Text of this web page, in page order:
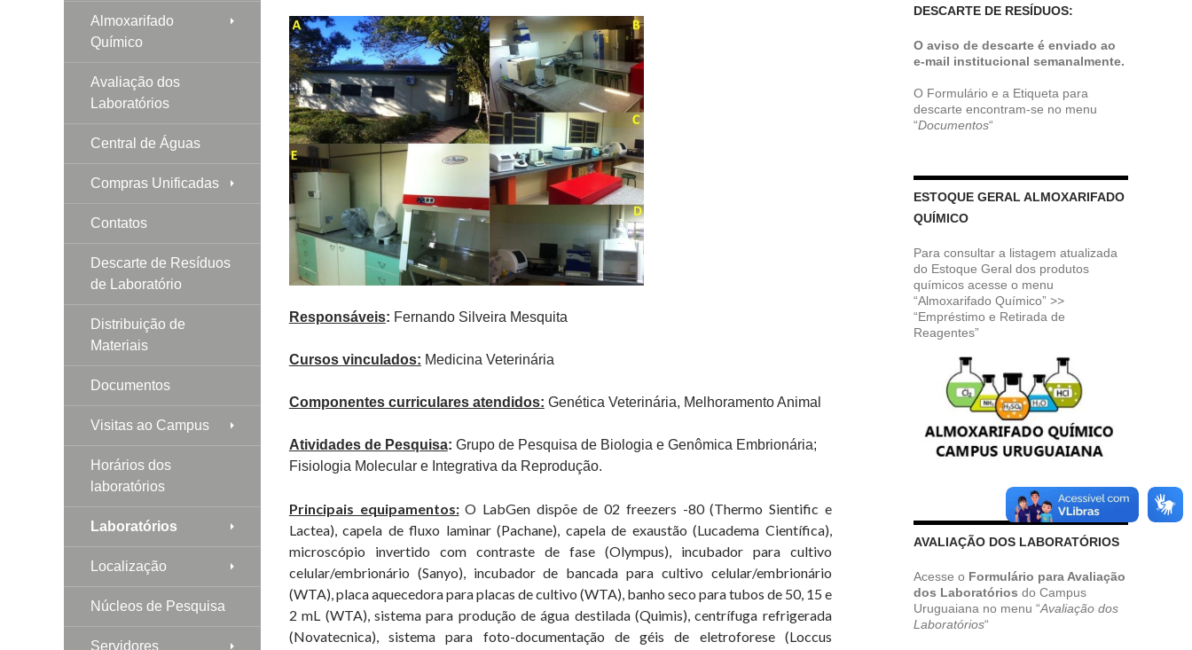
Responsáveis: Fernando Silveira Mesquita
Cursos vinculados: Medicina Veterinária
Componentes curriculares atendidos: Genética Veterinária, Melhoramento Animal
Atividades de Pesquisa: Grupo de Pesquisa de Biologia e Genômica Embrionária;
Fisiologia Molecular e Integrativa da Reprodução.
Principais equipamentos:O LabGen dispõe de 02 freezers -80 (Thermo Sientific e
Lactea), capela de fluxo laminar (Pachane), capela de exaustão (Lucadema Científica),
microscópio invertido com contraste de fase (Olympus), incubador para cultivo
celular/embrionário (Sanyo), incubador de bancada para cultivo celular/embrionário
(WTA), placa aquecedora para placas de cultivo (WTA), banho seco para tubos de 50, 15 e
2 mL (WTA), sistema para produção de água destilada (Quimis), centrífuga refrigerada
(Novatecnica), sistema para foto-documentação de géis de eletroforese (Loccus
DESCARTE DE RESÍDUOS:
O aviso de descarte é enviado ao
e-mail institucional semanalmente.
O Formulário e a Etiqueta para
descarte encontram-se no menu
“Documentos“
ESTOQUE GERAL ALMOXARIFADO
QUÍMICO
Para consultar a listagem atualizada
do Estoque Geral dos produtos
químicos acesse o menu
“Almoxarifado Químico” >>
“Empréstimo e Retirada de
Reagentes”
AVALIAÇÃO DOS LABORATÓRIOS
Acesse o Formulário para Avaliação
dos Laboratórios do Campus
Uruguaiana no menu “Avaliação dos
Laboratórios“
Almoxarifado
Químico
Avaliação dos
Laboratórios
Central de Águas
Compras Unificadas
Contatos
Descarte de Resíduos
de Laboratório
Distribuição de
Materiais
Documentos
Visitas ao Campus
Horários dos
laboratórios
Laboratórios
Localização
Núcleos de Pesquisa
Servidores